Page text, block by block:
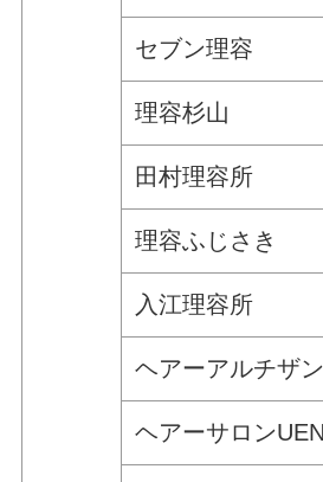
セブン理容
理容杉山
田村理容所
理容ふじさき
入江理容所
ヘアーアルチザ
ヘアーサロン